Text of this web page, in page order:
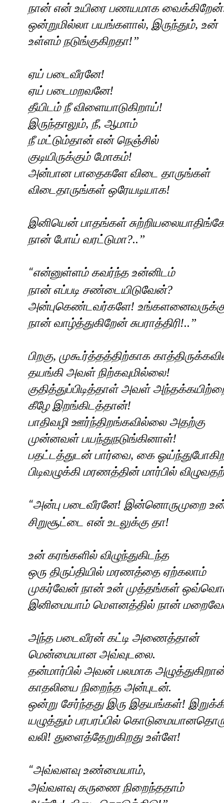
நான் என் உயிரை பணயமாக
ஒன்றுமில்லா பயங்களால், இருந்தும், உன்
உள்ளம் நடுங்குகிறதா!”
ஏய் படைவீரனே!
ஏய் படைமறவனே!
தீயிடம் நீ விளையாடுகிறாய்!
இருந்தாலும், நீ, ஆமாம்
நீ மட்டும்தான் என் நெஞ்சில்
குடியிருக்கும் மோகம்!
அன்பான பாதைகளே விடை தாருங்கள்
விடைதாருங்கள் ஒரேயடியாக!
இனியென் பாதங்கள்
நான் போய் வரட்டுமா?..”
“என்னுள்ளம் கவர்ந்த உன்னிடம்
நான் எப்படி சண்டையிடுவேன்?
அன்புகெண்டவர்களே!
நான் வாழ்த்துகிறேன் சுபராத்திரி!..”
பிறகு, முகூர்த்தத்திற்காக
தயங்கி அவள் நிற்கவுமில்லை!
குதித்துப்பிடித்தாள் அவள்
கீழே இறங்கிடத்தான்!
பாதிவழி ஊர்ந்திறங்கவில்லை அதற்கு
முன்னவள் பயந்துநடுங்கினாள்!
பதட்டத்துடன் பார்வை, கை
பிடிவழுக்கி மரணத்தின் மார்பில்
“அன்பு படைவீரனே! இன்னொருமுறை
சிறுசூட்டை என் உடலுக்கு தா!
உன் கரங்களில் விழுந்துகிடந்த
ஒரு திருப்தியில் மரணத்தை ஏற்கலாம்
முகர்வேன் நான் உன் முத்தங்கள்
இனிமையாம் மௌனத்தில் நான்
அந்த படைவீரன் கட்டி அணைத்தான்
மென்மையான அவ்வுடலை.
தன்மார்பில் அவன் பலமாக
காதலியை நிறைந்த அன்புடன்.
ஒன்று சேர்ந்தது இரு இதயங்கள்!
யழுத்தும் பரபரப்பில்
வலி! துளைத்தேறுகிறது உள்ளே!
“அவ்வளவு உண்மையாம்,
அவ்வளவு கருணை நிறைந்ததாம்